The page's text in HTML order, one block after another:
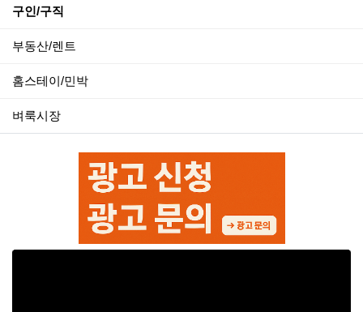
구인/구직
부동산/렌트
홈스테이/민박
벼룩시장